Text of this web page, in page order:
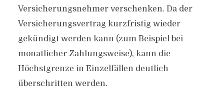
Versicherungsnehmer verschenken. Da der
Versicherungsvertrag kurzfristig wieder
gekündigt werden kann (zum Beispiel bei
monatlicher Zahlungsweise), kann die
Höchstgrenze in Einzelfällen deutlich
überschritten werden.